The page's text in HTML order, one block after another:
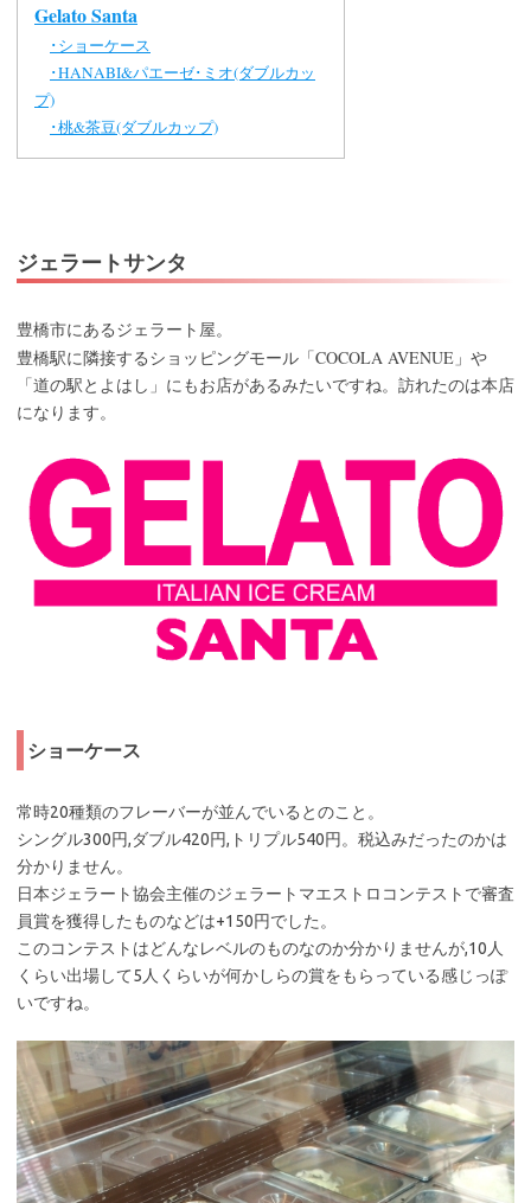
Gelato Santa
･ ショーケース
･HANABI&パエーゼ･ミオ(ダブルカッ
プ)
･桃&茶豆(ダブルカップ)
ジェラートサンタ
豊橋市にあるジェラート屋。
豊橋駅に隣接するショッピングモール「COCOLA AVENUE 」や
「道の駅とよはし」にもお店があるみたいですね。訪れたのは本店
になります。
ショーケース
常時20種類のフレーバーが並んでいるとのこと。
シングル300円,ダブル420円,トリプル540円。税込みだったのかは
分かりません。
日本ジェラート協会主催のジェラートマエストロコンテストで審査
員賞を獲得したものなどは+150円でした。
このコンテストはどんなレベルのものなのか分かりませんが,10人
くらい出場して5人くらいが何かしらの賞をもらっている感じっぽ
いですね。